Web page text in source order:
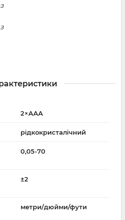
2×ААА
рідкокристалічний
0,05-70
±2
метри/дюйми/фути